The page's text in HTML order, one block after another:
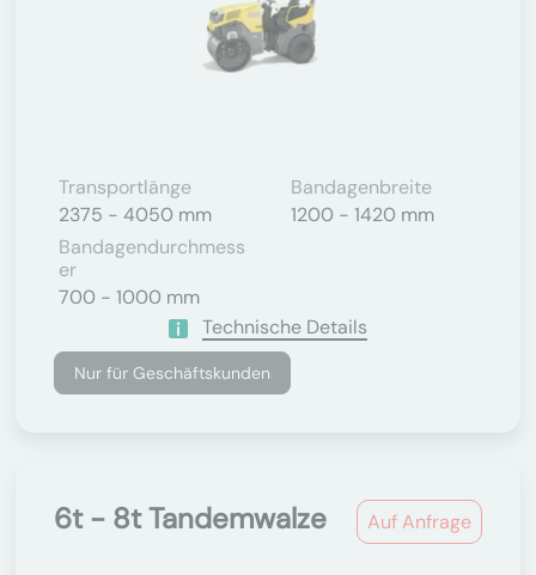
Transportlänge
2375 - 4050 mm
Bandagenbreite
1200 - 1420 mm
Bandagendurchmess
Er
700 - 1000 mm
Technische Details
Nur für Geschäftskunden
Auf Anfrage
6t - 8t Tandemwalze